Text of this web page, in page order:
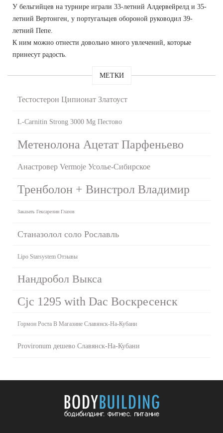
У бельгийцев на турнире играли 33-летний Алдервейрелд и 35-
летний Вертонген, у португальцев обороной руководил 39-
летний Пепе.
К ним можно отнести довольно много увлечений, которые
принесут радость.
МЕТКИ
Тестостерон Ципионат Златоуст
L-Carnitin Strong 3000 Mg Пестово
Метенолона Ацетат Парфеньево
Анастровер Vermoje Усолье-Сибирское
Тренболон + Винстрол Владимир
Заказать Гексарелин Глазов
Станазолол соло Рославль
Lipo Starsystem Отзывы
Нандробол Выкса
Cjc 1295 with Dac Воскресенск
Гормон Роста В Магазине Славянск-На-Кубани
Provironum дешево Славянск-На-Кубани